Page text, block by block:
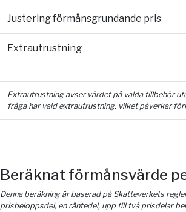
Justering förmånsgrundande pris
Extrautrustning
Extrautrustning avser värdet på valda tillbehör
fråga har vald extrautrustning, vilket påverkar
Beräknat förmånsvärde
Denna beräkning är baserad på Skatteverkets
prisbeloppsdel, en räntedel, upp till två prisdelar